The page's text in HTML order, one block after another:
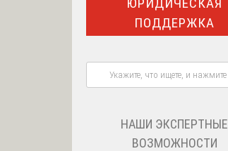
ПОДДЕРЖКА
НАШИ ЭКСПЕРТНЫЕ
ВОЗМОЖНОСТИ